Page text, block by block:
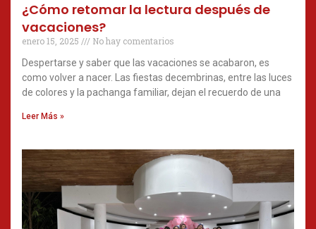
¿Cómo retomar la lectura después de
vacaciones?
enero 15, 2025
No hay comentarios
Despertarse y saber que las vacaciones se acabaron, es
como volver a nacer. Las fiestas decembrinas, entre las luces
de colores y la pachanga familiar, dejan el recuerdo de una
Leer Más »